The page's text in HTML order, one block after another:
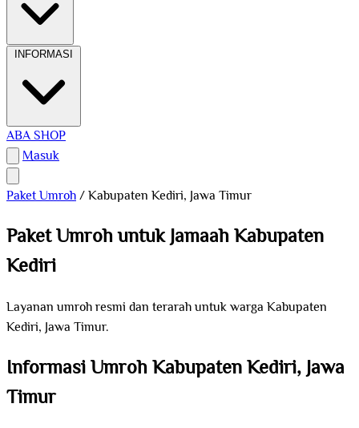
INFORMASI
ABA SHOP
Masuk
Paket Umroh/Kabupaten Kediri, Jawa Timur
Paket Umroh untuk Jamaah Kabupaten
Kediri
Layanan umroh resmi dan terarah untuk warga Kabupaten
Kediri, Jawa Timur.
Informasi Umroh Kabupaten Kediri, Jawa
Timur